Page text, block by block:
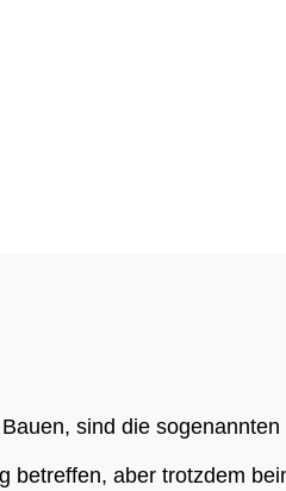
sind die
betreffen, aber trotzdem